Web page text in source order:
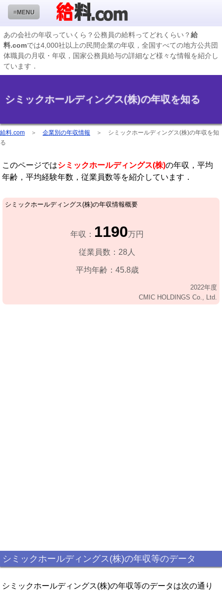
≡MENU
企業検索
年収ランキング
国家公務員編
地方公務員給料検索
収録企業データの状況
あの会社の年収っていくら？公務員の給料ってどれくらい？給
料.comでは4,000社以上の民間企業の年収，全国すべての地方公共団
体職員の月収・年収，国家公務員給与の詳細など様々な情報を紹介し
ています．
シミックホールディングス(株)の年収を知る
給料.com ＞ 企業別の年収情報 ＞ シミックホールディングス(株)の年収を知
る
このページではシミックホールディングス(株)の年収，平均
年齢，平均経験年数，従業員数等を紹介しています．
シミックホールディングス(株)の年収情報概要
年収： 1190万円
従業員数：28人
平均年齢：45.8歳
2022年度
CMIC HOLDINGS Co., Ltd.
シミックホールディングス(株)の年収等のデータ
シミックホールディングス(株)の年収等のデータは次の通り